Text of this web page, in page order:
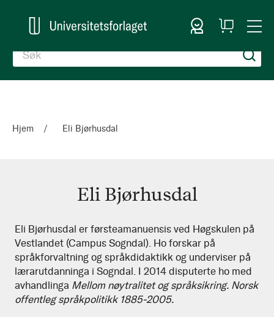
Logg inn
Handlekurv
Hjem Eli Bjørhusdal
Eli Bjørhusdal
Eli
Bjørhusdal
Eli Bjørhusdal er førsteamanuensis ved Høgskulen på
Vestlandet (Campus Sogndal). Ho forskar på
språkforvaltning og språkdidaktikk og underviser på
lærarutdanninga i Sogndal. I 2014 disputerte ho med
avhandlinga Mellom nøytralitet og språksikring. Norsk
offentleg språkpolitikk 1885-2005.